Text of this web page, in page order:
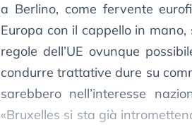
a Berlino, come fervente
Europa con il cappello in
regole dell’UE ovunque
condurre trattative dure su
sarebbero nell’interesse
«Bruxelles si sta già